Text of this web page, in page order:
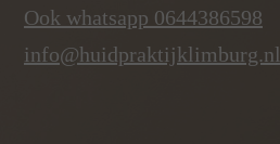
Ook whatsapp 0644386598
info@huidpraktijklimburg.nl